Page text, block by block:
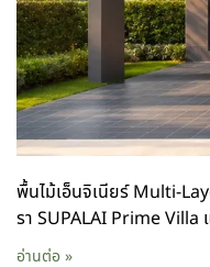
พื้นไม้เอ็นจิเนียร์ Multi-
รา SUPALAI Prime Villa
อ่านต่อ »